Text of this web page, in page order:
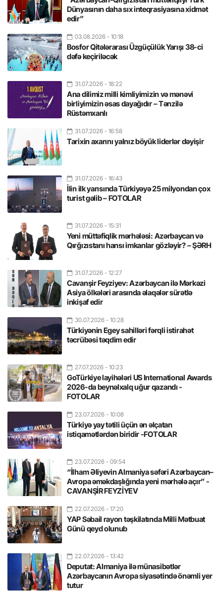
Dünyasının daha sıx inteqrasiyasına xidmət
edir”
03.08.2026 - 10:18
Bosfor Qitələrarası Üzgüçülük Yarışı 38-ci
dəfə keçiriləcək
31.07.2026 - 18:22
Ana dilimiz milli kimliyimizin və mənəvi
birliyimizin əsas dayağıdır – Tənzilə
Rüstəmxanlı
31.07.2026 - 16:58
Tarixin axarını yalnız böyük liderlər dəyişir
31.07.2026 - 16:43
İlin ilk yarısında Türkiyəyə 25 milyondan çox
turist gəlib – FOTOLAR
31.07.2026 - 15:31
Yeni müttəfiqlik mərhələsi: Azərbaycan və
Qırğızıstanı hansı imkanlar gözləyir? – ŞƏRH
31.07.2026 - 12:27
Cavanşir Feyziyev: Azərbaycan ilə Mərkəzi
Asiya ölkələri arasında əlaqələr sürətlə
inkişaf edir
30.07.2026 - 10:28
Türkiyənin Egey sahilləri fərqli istirahət
təcrübəsi təqdim edir
27.07.2026 - 10:23
GoTürkiye layihələri US International Awards
2026-da beynəlxalq uğur qazandı -
FOTOLAR
23.07.2026 - 10:08
Türkiyə yay tətili üçün ən əlçatan
istiqamətlərdən biridir -FOTOLAR
23.07.2026 - 09:54
“İlham Əliyevin Almaniya səfəri Azərbaycan–
Avropa əməkdaşlığında yeni mərhələ açır” -
CAVANŞİR FEYZİYEV
22.07.2026 - 17:20
YAP Səbail rayon təşkilatında Milli Mətbuat
Günü qeyd olunub
22.07.2026 - 13:42
Deputat: Almaniya ilə münasibətlər
Azərbaycanın Avropa siyasətində önəmli yer
tutur